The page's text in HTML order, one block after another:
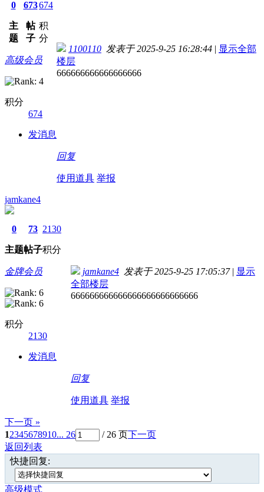
0
主
题
673
帖
子
674
积
分
高级会员
积分
674
发消息
1100110 发表于 2025-9-25 16:28:44 | 显示全部
楼层
666666666666666666
回复
使用道具 举报
jamkane4
0
主题
73
帖子
2130
积分
金牌会员
积分
2130
发消息
jamkane4 发表于 2025-9-25 17:05:37 | 显示
全部楼层
666666666666666666666666666
回复
使用道具 举报
下一页 »
12345678910... 26 / 26 页下一页
返回列表
快捷回复:
高级模式